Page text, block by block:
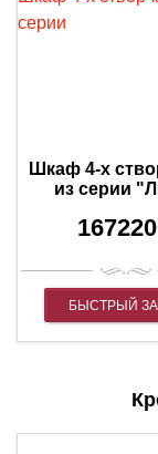
Шкаф 4-х
из серии
167220
БЫСТРЫЙ